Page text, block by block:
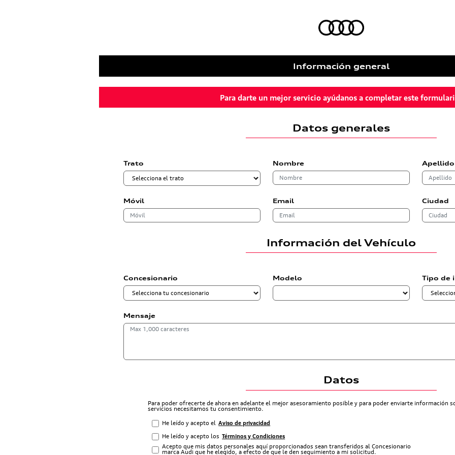
Información general
Para darte un mejor servicio ayúdanos a completar este
Datos generales
Trato Nombre Apellido
Móvil Email Ciudad
Información del Vehículo
Concesionario Modelo Tipo de
Mensaje
Datos
Para poder ofrecerte de ahora en adelante el mejor asesoramiento posible y para poder enviarte información
servicios necesitamos tu consentimiento.
He leído y acepto el Aviso de privacidad
He leído y acepto los Términos y Condiciones
Acepto que mis datos personales aquí proporcionados sean transferidos al Concesionario
marca Audi que he elegido, a efecto de que le den seguimiento a mi solicitud.